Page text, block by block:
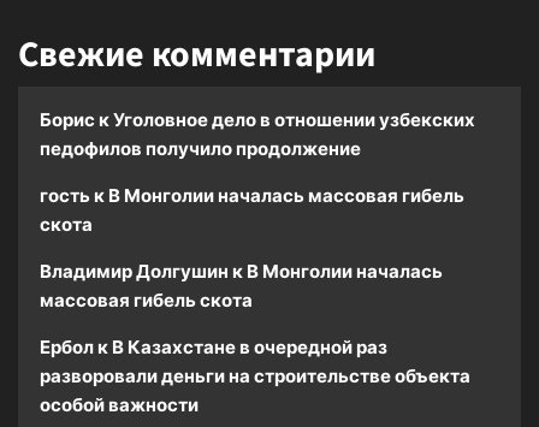
Свежие комментарии
Борис кУголовное дело в отношении узбекских
педофилов получило продолжение
гость к В Монголии началась массовая гибель
скота
Владимир Долгушин к В Монголии началась
массовая гибель скота
Ербол к В Казахстане в очередной раз
разворовали деньги на строительстве объекта
особой важности